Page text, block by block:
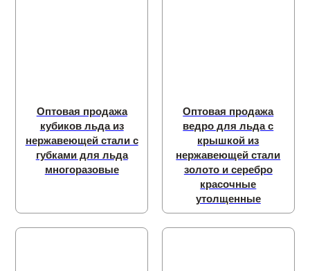
Оптовая продажа
кубиков льда из
нержавеющей стали с
губками для льда
многоразовые
Оптовая продажа
ведро для льда с
крышкой из
нержавеющей стали
золото и серебро
красочные
утолщенные